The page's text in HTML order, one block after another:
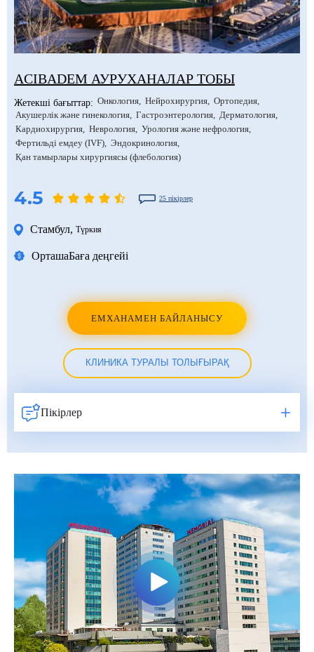
АCIBADEM АУРУХАНАЛАР ТОБЫ
Жетекші бағыттар: Онкология Нейрохирургия Ортопедия
Акушерлік және гинекология Гастроэнтерология Дерматология
Кардиохирургия Неврология Урология және нефрология
Фертильді емдеу (IVF) Эндокринология
Қан тамырлары хирургиясы (флебология)
4.5 25 пікірлер
Стамбул, Түркия
ОрташаБаға деңгейі
ЕМХАНАМЕН БАЙЛАНЫСУ
КЛИНИКА ТУРАЛЫ ТОЛЫҒЫРАҚ
Пікірлер